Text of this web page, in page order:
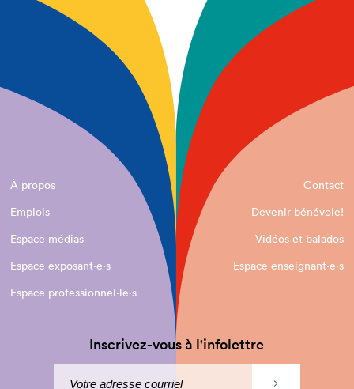
À propos
Contact
Emplois
Devenir bénévole!
Espace médias
Vidéos et balados
Espace exposant·e⋅s
Espace enseignant·e⋅s
Espace professionnel·le⋅s
Inscrivez-vous à l'infolettre